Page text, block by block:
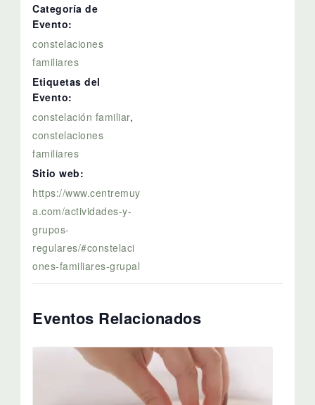
Categoría de
Evento:
constelaciones
familiares
Etiquetas del
Evento:
constelación familiar,
constelaciones
familiares
Sitio web:
https://www.centremuy
a.com/actividades-y-
grupos-
regulares/#constelaci
ones-familiares-grupal
Eventos Relacionados